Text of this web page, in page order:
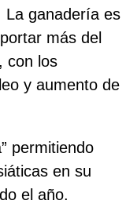
La ganadería es
más del
con los
y aumento de
permitiendo
en su
el año.